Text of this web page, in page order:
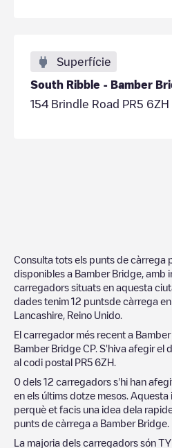
Superfície
South Ribble - Bamber
154 Brindle Road PR5 6ZH
Consulta tots els punts de càrrega
disponibles a Bamber Bridge , amb
carregadors situats en aquesta
dades tenim 12 puntsde càrrega
Lancashire Reino Unido
El carregador més recent a
Bamber Bridge CP. S'hiva afegir el
al codi postal PR5 6ZH
0 dels 12 carregadors s'hi han
en els últims dotze mesos.
perquè et facis una idea dela
punts de càrrega a Bamber Bridge
La majoria dels carregadors són